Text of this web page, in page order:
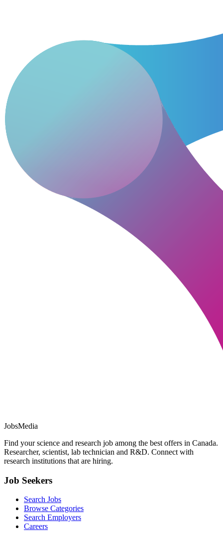
JobsMedia
Find your science and research job among the best offers in Canada.
Researcher, scientist, lab technician and R&D. Connect with
research institutions that are hiring.
Job Seekers
Search Jobs
Browse Categories
Search Employers
Careers